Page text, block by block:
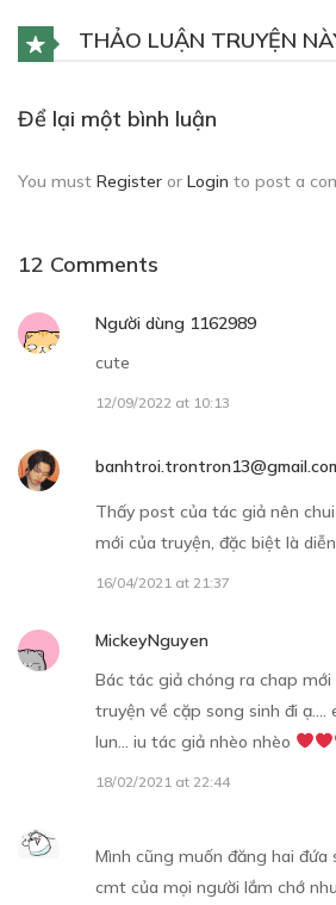
24/09/2019
CHƯƠNG 3
THẢO LUẬN TRUYỆN
Để lại một bình luận
You must Register or Login to post a
12 Comments
Người dùng 1162989
cute
12/09/2022 at 10:13
Thấy post của tác giả nên
mới của truyện, đặc biệt là
16/04/2021 at 21:37
MickeyNguyen
Bác tác giả chóng ra chap
truyện về cặp song sinh đi ạ….
lun… iu tác giả nhèo nhèo
18/02/2021 at 22:44
Mình cũng muốn đăng hai đứa
cmt của mọi người lắm chớ